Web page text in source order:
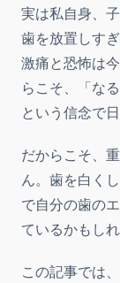
実は私自身、
歯を放置しす
激痛と恐怖は
らこそ、「な
という信念で
だからこそ、
ん。歯を白く
で自分の歯の
ているかもし
この記事では